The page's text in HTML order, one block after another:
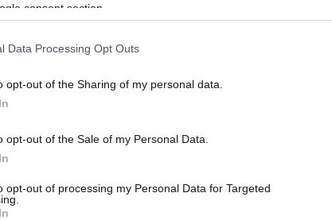
consent section.
Data Processing Opt Outs
opt-out of the Sharing of my personal data.
opt-out of the Sale of my Personal Data.
opt-out of processing my Personal Data for Targeted
στη
λύκος που δάγκωσε γυναίκα σε